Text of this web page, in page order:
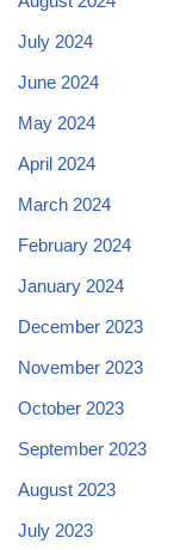
July 2024
June 2024
May 2024
April 2024
March 2024
February 2024
January 2024
December 2023
November 2023
October 2023
September 2023
August 2023
July 2023